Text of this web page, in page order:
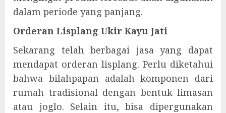
dalam periode yang panjang.
Orderan Lisplang Ukir Kayu Jati
Sekarang telah berbagai jasa yang dapat
mendapat orderan lisplang. Perlu diketahui
bahwa bilahpapan adalah komponen dari
rumah tradisional dengan bentuk limasan
atau joglo. Selain itu, bisa dipergunakan